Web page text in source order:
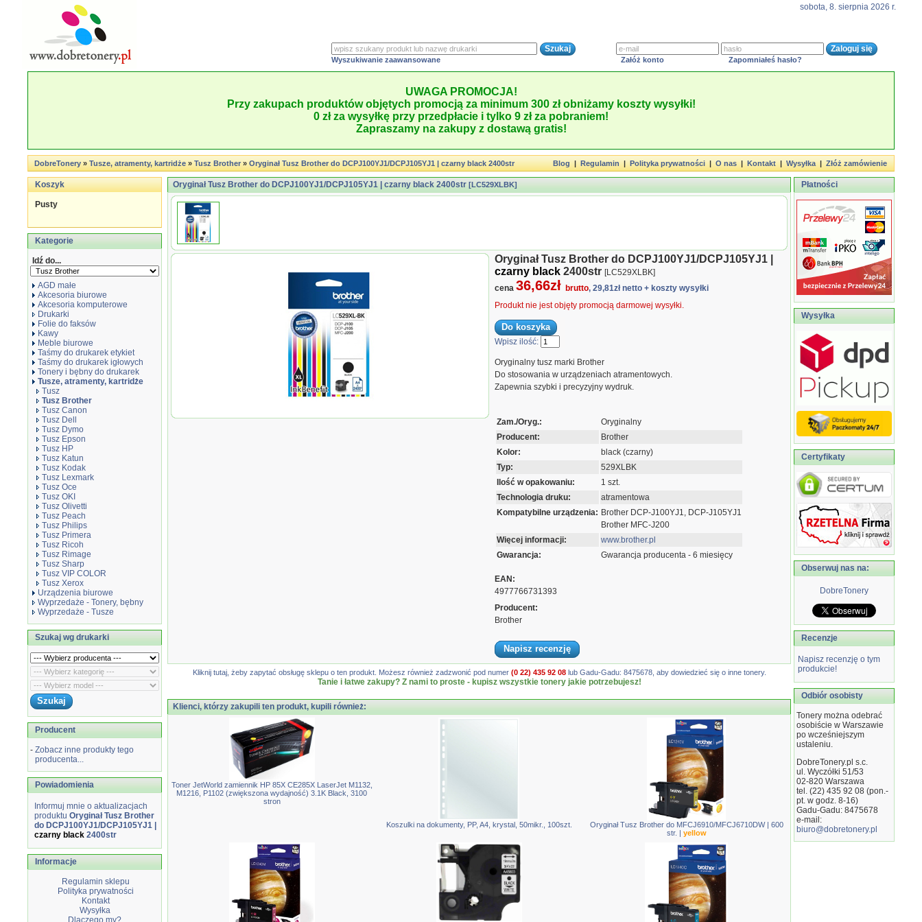
sobota, 8. sierpnia 2026 r.
Wyszukiwanie zaawansowane Załóż konto Zapomniałeś hasło?
UWAGA PROMOCJA!
Przy zakupach produktów objętych promocją za minimum 300 zł obniżamy koszty wysyłki!
0 zł za wysyłkę przy przedpłacie i tylko 9 zł za pobraniem!
Zapraszamy na zakupy z dostawą gratis!
DobreTonery»Tusze, atramenty, kartridże»Tusz Brother»Oryginał Tusz Brother do DCPJ100YJ1/DCPJ105YJ1 | czarny black 2400str Blog|Regulamin|Polityka prywatności|O nas|Kontakt|Wysyłka|Złóż zamówienie
Koszyk
Pusty
Kategorie
Idź do...
AGD małe
Akcesoria biurowe
Akcesoria komputerowe
Drukarki
Folie do faksów
Kawy
Meble biurowe
Taśmy do drukarek etykiet
Taśmy do drukarek igłowych
Tonery i bębny do drukarek
Tusze, atramenty, kartridże
Tusz
Tusz Brother
Tusz Canon
Tusz Dell
Tusz Dymo
Tusz Epson
Tusz HP
Tusz Katun
Tusz Kodak
Tusz Lexmark
Tusz Oce
Tusz OKI
Tusz Olivetti
Tusz Peach
Tusz Philips
Tusz Primera
Tusz Ricoh
Tusz Rimage
Tusz Sharp
Tusz VIP COLOR
Tusz Xerox
Urządzenia biurowe
Wyprzedaże - Tonery, bębny
Wyprzedaże - Tusze
Szukaj wg drukarki
Producent
- Zobacz inne produkty tego
producenta...
Powiadomienia
Informuj mnie o aktualizacjach
produktu Oryginał Tusz Brother
do DCPJ100YJ1/DCPJ105YJ1 |
czarny black 2400str
Informacje
Regulamin sklepu
Polityka prywatności
Kontakt
Wysyłka
Dlaczego my?
Oryginał Tusz Brother do DCPJ100YJ1/DCPJ105YJ1 | czarny black 2400str [LC529XLBK]
DCPJ100YJ1/DCPJ105YJ1 |
Oryginał Tusz Brother do DCPJ100YJ1/DCPJ105YJ1 |
czarny black 2400str [LC529XLBK]
cena 36,66zł brutto, 29,81zł netto + koszty wysyłki
Produkt nie jest objęty promocją darmowej wysyłki.
Wpisz ilość:
Oryginalny tusz marki Brother
Do stosowania w urządzeniach atramentowych.
Zapewnia szybki i precyzyjny wydruk.
Zam./Oryg.:
Oryginalny
Producent:
Brother
Kolor:
black (czarny)
Typ:
529XLBK
Ilość w opakowaniu:
1 szt.
Technologia druku:
atramentowa
Kompatybilne urządzenia: Brother DCP-J100YJ1, DCP-J105YJ1
Brother MFC-J200
Więcej informacji:
www.brother.pl
Gwarancja:
Gwarancja producenta - 6 miesięcy
EAN:
4977766731393
Producent:
Brother
Napisz recenzję
Kliknij tutaj, żeby zapytać obsługę sklepu o ten produkt. Możesz również zadzwonić pod numer (0 22) 435 92 08lub Gadu-Gadu: 8475678, aby dowiedzieć się o inne tonery.
Tanie i łatwe zakupy? Z nami to proste - kupisz wszystkie tonery jakie potrzebujesz!
Klienci, którzy zakupili ten produkt, kupili również:
Toner JetWorld zamiennik HP 85X CE285X LaserJet M1132,
M1216, P1102 (zwiększona wydajność) 3.1K Black, 3100
stron
Koszulki na dokumenty, PP, A4, krystal, 50mikr., 100szt.
Oryginał Tusz Brother do MFCJ6910/MFCJ6710DW | 600
str. | yellow
Płatności
Wysyłka
Certyfikaty
Obserwuj nas na:
DobreTonery
Recenzje
Napisz recenzję o tym
produkcie!
Odbiór osobisty
Tonery można odebrać
osobiście w Warszawie
po wcześniejszym
ustaleniu.
DobreTonery.pl s.c.
ul. Wyczółki 51/53
02-820 Warszawa
tel. (22) 435 92 08 (pon.-
pt. w godz. 8-16)
Gadu-Gadu: 8475678
e-mail:
biuro@dobretonery.pl